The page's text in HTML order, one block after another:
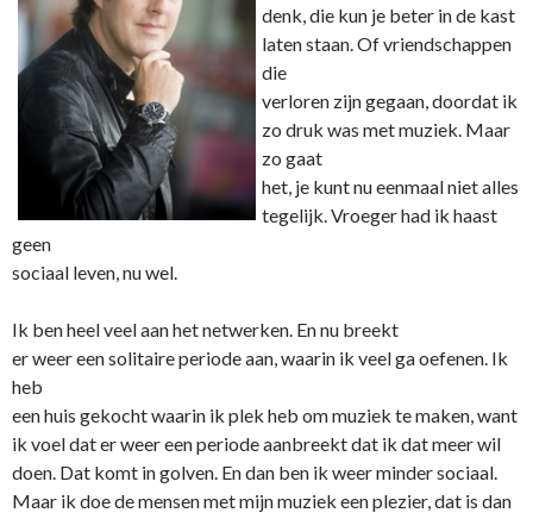
denk, die kun je beter in de kast
laten staan. Of vriendschappen
die
verloren zijn gegaan, doordat ik
zo druk was met muziek. Maar
zo gaat
het, je kunt nu eenmaal niet alles
tegelijk. Vroeger had ik haast
geen
sociaal leven, nu wel.
Ik ben heel veel aan het netwerken. En nu breekt
er weer een solitaire periode aan, waarin ik veel ga oefenen. Ik
heb
een huis gekocht waarin ik plek heb om muziek te maken, want
ik voel dat er weer een periode aanbreekt dat ik dat meer wil
doen. Dat komt in golven. En dan ben ik weer minder sociaal.
Maar ik doe de mensen met mijn muziek een plezier, dat is dan